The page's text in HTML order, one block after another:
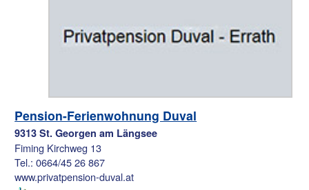
Pension-Ferienwohnung Duval
9313 St. Georgen am Längsee
Fiming Kirchweg 13
Tel.: 0664/45 26 867
www.privatpension-duval.at